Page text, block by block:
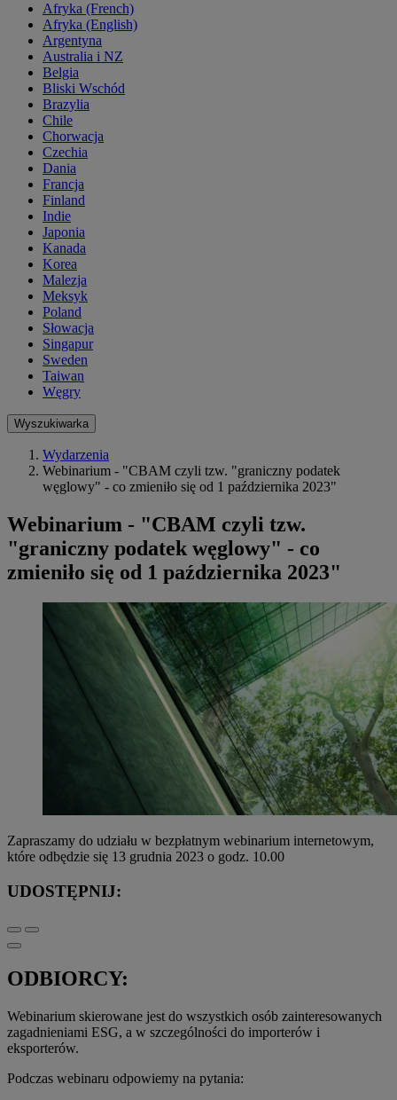
Afryka (French)
Afryka (English)
Argentyna
Australia i NZ
Belgia
Bliski Wschód
Brazylia
Chile
Chorwacja
Czechia
Dania
Francja
Finland
Indie
Japonia
Kanada
Korea
Malezja
Meksyk
Poland
Słowacja
Singapur
Sweden
Taiwan
Węgry
Wyszukiwarka
Wydarzenia
Webinarium - "CBAM czyli tzw. "graniczny podatek
węglowy" - co zmieniło się od 1 października 2023"
Webinarium - "CBAM czyli tzw.
"graniczny podatek węglowy" - co
zmieniło się od 1 października 2023"
Zapraszamy do udziału w bezpłatnym webinarium internetowym,
które odbędzie się 13 grudnia 2023 o godz. 10.00
UDOSTĘPNIJ:
ODBIORCY:
Webinarium skierowane jest do wszystkich osób zainteresowanych
zagadnieniami ESG, a w szczególności do importerów i
eksporterów.
Podczas webinaru odpowiemy na pytania: